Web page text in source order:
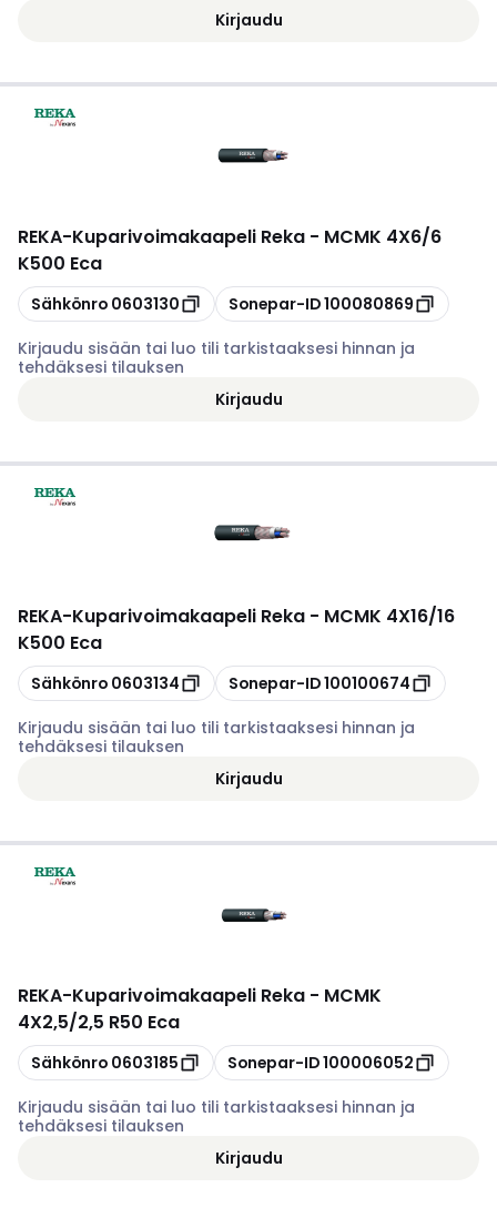
Kirjaudu
REKA-Kuparivoimakaapeli Reka - MCMK 4X6/6
K500 Eca
Kopioi
Sähkönro 0603130 Kopioi
Sonepar-ID100080869
Kirjaudu sisään tai luo tili tarkistaaksesi hinnan ja
tehdäksesi tilauksen
Kirjaudu
REKA-Kuparivoimakaapeli Reka - MCMK 4X16/16
K500 Eca
Kopioi
Sähkönro 0603134 Kopioi
Sonepar-ID100100674
Kirjaudu sisään tai luo tili tarkistaaksesi hinnan ja
tehdäksesi tilauksen
Kirjaudu
REKA-Kuparivoimakaapeli Reka - MCMK
4X2,5/2,5 R50 Eca
Kopioi
Sähkönro 0603185 Kopioi
Sonepar-ID100006052
Kirjaudu sisään tai luo tili tarkistaaksesi hinnan ja
tehdäksesi tilauksen
Kirjaudu